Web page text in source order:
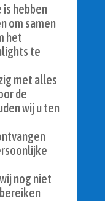
hebben
om samen
het
te
met alles
de
wij u ten
nog niet